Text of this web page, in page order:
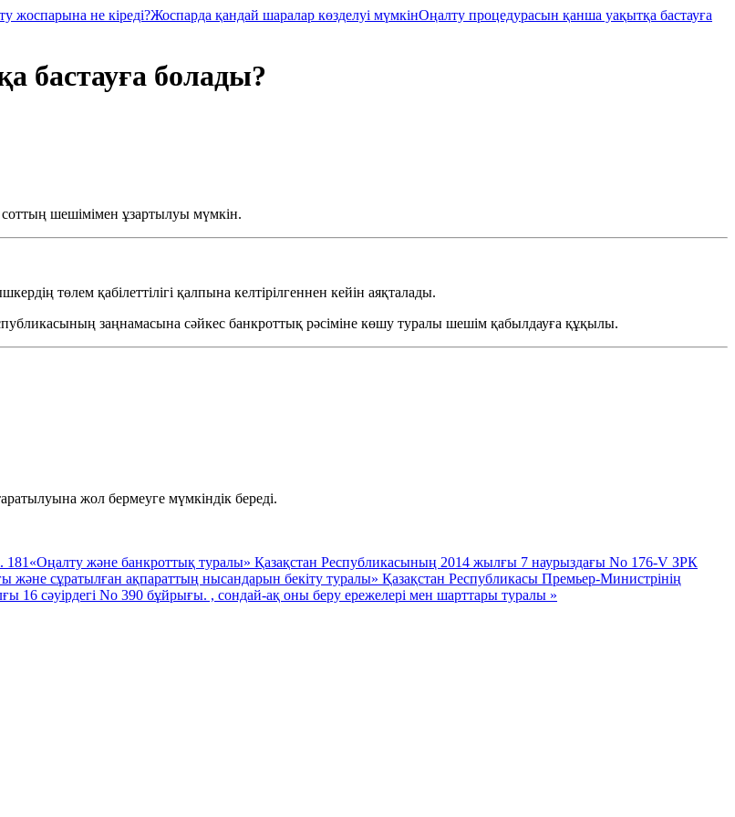
жоспарына не кіреді?Жоспарда қандай шаралар көзделуі мүмкінОңалту процедурасын қанша уақытқа бастауға
бастауға болады?
соттың шешімімен ұзартылуы мүмкін.
төлем қабілеттілігі қалпына келтірілгеннен кейін аяқталады.
заңнамасына сәйкес банкроттық рәсіміне көшу туралы шешім қабылдауға құқылы.
жол бермеуге мүмкіндік береді.
181 «Оңалту және банкроттық туралы» Қазақстан Республикасының 2014 жылғы 7 наурыздағы No 176-V ЗРК
және сұратылған ақпараттың нысандарын бекіту туралы» Қазақстан Республикасы Премьер-Министрінің
16 сәуірдегі No 390 бұйрығы. , сондай-ақ оны беру ережелері мен шарттары туралы »